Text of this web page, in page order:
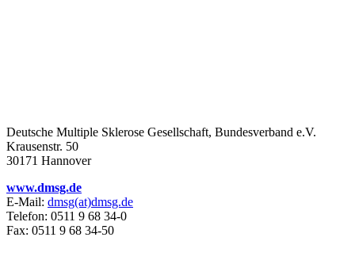
Deutsche Multiple Sklerose Gesellschaft, Bundesverband e.V.
Krausenstr. 50
30171 Hannover
www.dmsg.de
E-Mail: dmsg(at)dmsg.de
Telefon: 0511 9 68 34-0
Fax: 0511 9 68 34-50